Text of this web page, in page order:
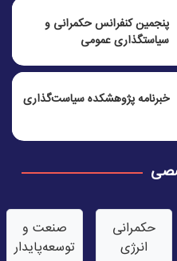
پنجمين كنفرانس حكمرانی و
سياستگذاری عمومی
خبرنامه پژوهشکده سیاست‌گذاری
حکمرانی
انرژی
صنعت‌ و
توسعه‌پایدار